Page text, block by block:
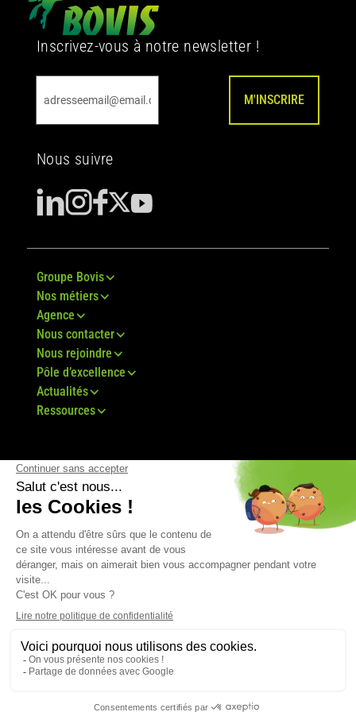
Inscrivez-vous à notre newsletter !
M'INSCRIRE
Nous suivre
Groupe Bovis
Nos métiers
Agence
Nous contacter
Nous rejoindre
Pôle d’excellence
Actualités
Ressources
© Groupe Bovis 2024 - Mentions légales
-Plan du site CGV